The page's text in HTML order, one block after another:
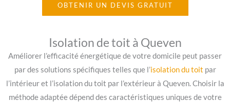
OBTENIR UN DEVIS GRATUIT
Isolation de toit à Queven
Améliorer l’efficacité énergétique de votre domicile peut passer
par des solutions spécifiques telles que l’isolation du toit par
l’intérieur et l’isolation du toit par l’extérieur à Queven. Choisir la
méthode adaptée dépend des caractéristiques uniques de votre